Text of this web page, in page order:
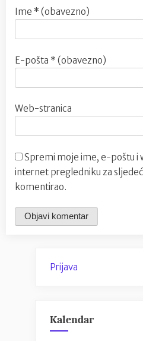
Ime * (obavezno)
E-pošta * (obavezno)
Web-stranica
Spremi moje ime, e-poštu i
internet pregledniku za
komentirao.
Prijava
Kalendar